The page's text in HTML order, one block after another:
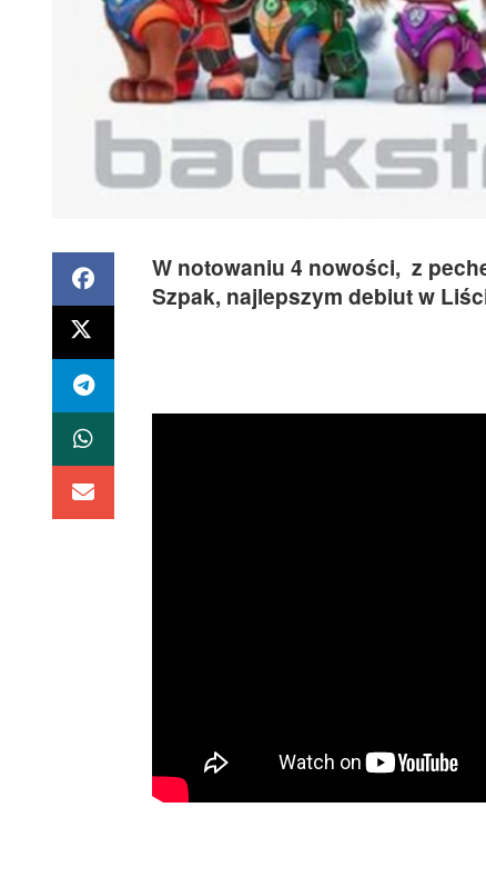
W notowaniu 4 nowości, z
Szpak, najlepszym debiut w